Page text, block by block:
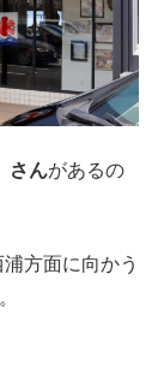
さんがあるの
方面に向かう